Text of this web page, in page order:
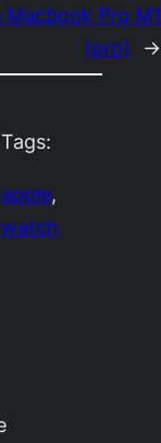
Macbook Pro M1
(pro)
→
Tags:
apple
watch